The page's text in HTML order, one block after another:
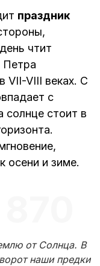
праздник
чтит
Петра
VII-VIII веках. С
с
солнце стоит в
осени и зиме.
от Солнца. В
наши предки